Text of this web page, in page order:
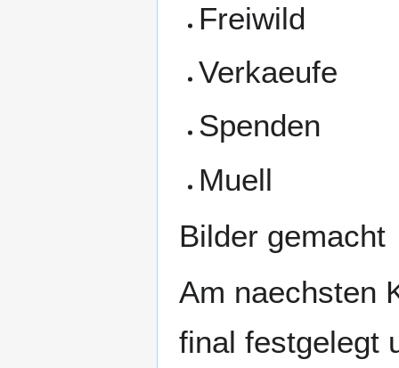
Freiwild
Verkaeufe
Spenden
Muell
Bilder gemacht
Am naechsten
final festgelegt